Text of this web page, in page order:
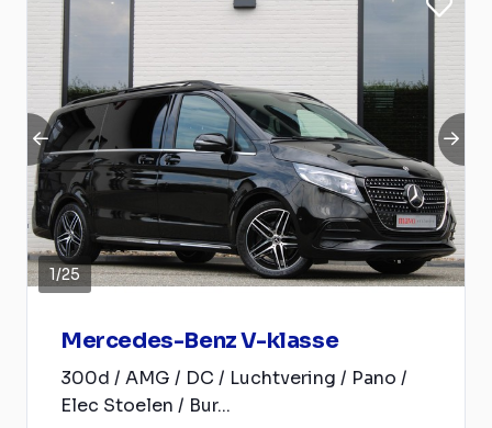
1/25
Mercedes-Benz V-klasse
300d / AMG / DC / Luchtvering / Pano /
Elec Stoelen / Bur...